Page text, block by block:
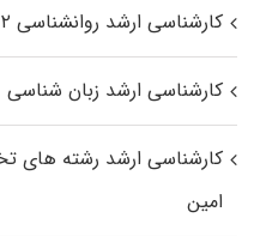
کارشناسی ارشد روانشناسی ۲
کارشناسی ارشد زبان شناسی
کارشناسی ارشد رﺷﺘﻪ ﻫﺎی
اﻣﻴﻦ